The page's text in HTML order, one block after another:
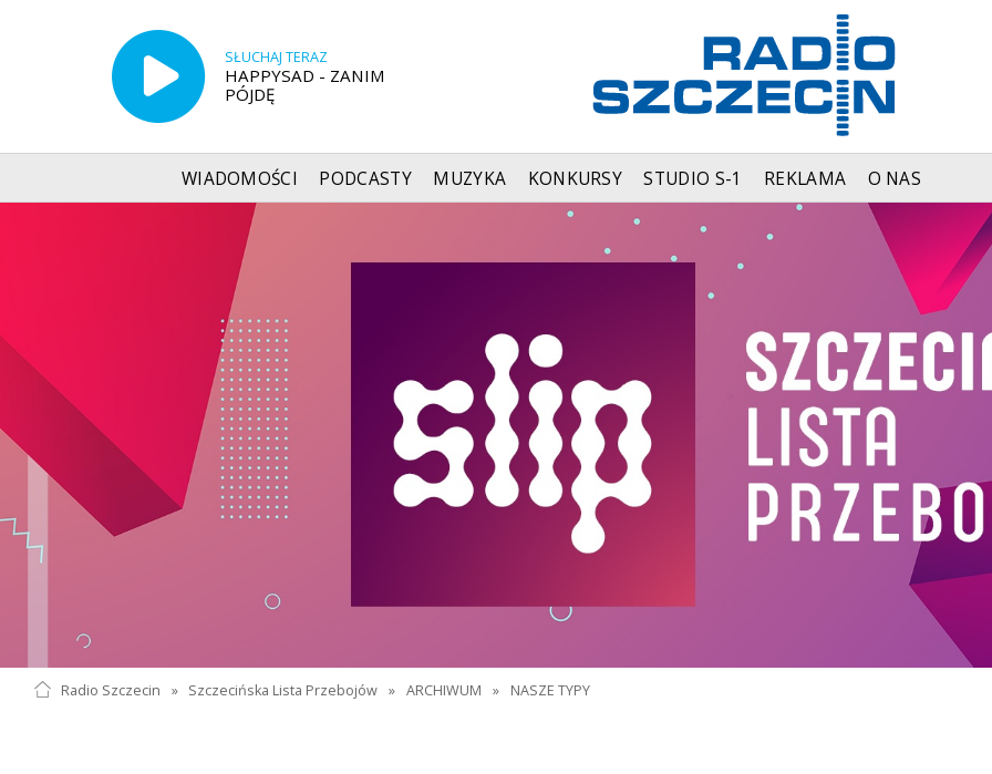
SŁUCHAJ TERAZ
HAPPYSAD - ZANIM
PÓJDĘ
WIADOMOŚCI PODCASTY MUZYKA KONKURSY STUDIO S-1 REKLAMA O NAS
Radio Szczecin » Szczecińska Lista Przebojów » ARCHIWUM » NASZE TYPY